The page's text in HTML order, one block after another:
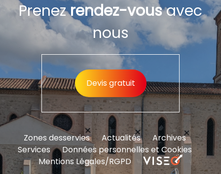
Prenezrendez-vousavec
nous
Devis gratuit
Zones desservies Actualités
Archives
Services
Données personnelles et Cookies
Mentions Légales/RGPD